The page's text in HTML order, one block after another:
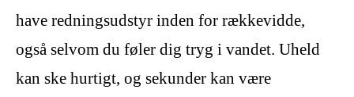
have redningsudstyr inden for rækkevidde,
også selvom du føler dig tryg i vandet. Uheld
kan ske hurtigt, og sekunder kan være